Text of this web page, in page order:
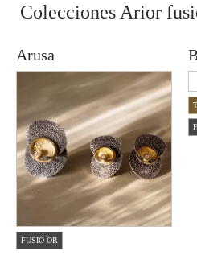
Colecciones Arior
Arusa
FUSIO OR